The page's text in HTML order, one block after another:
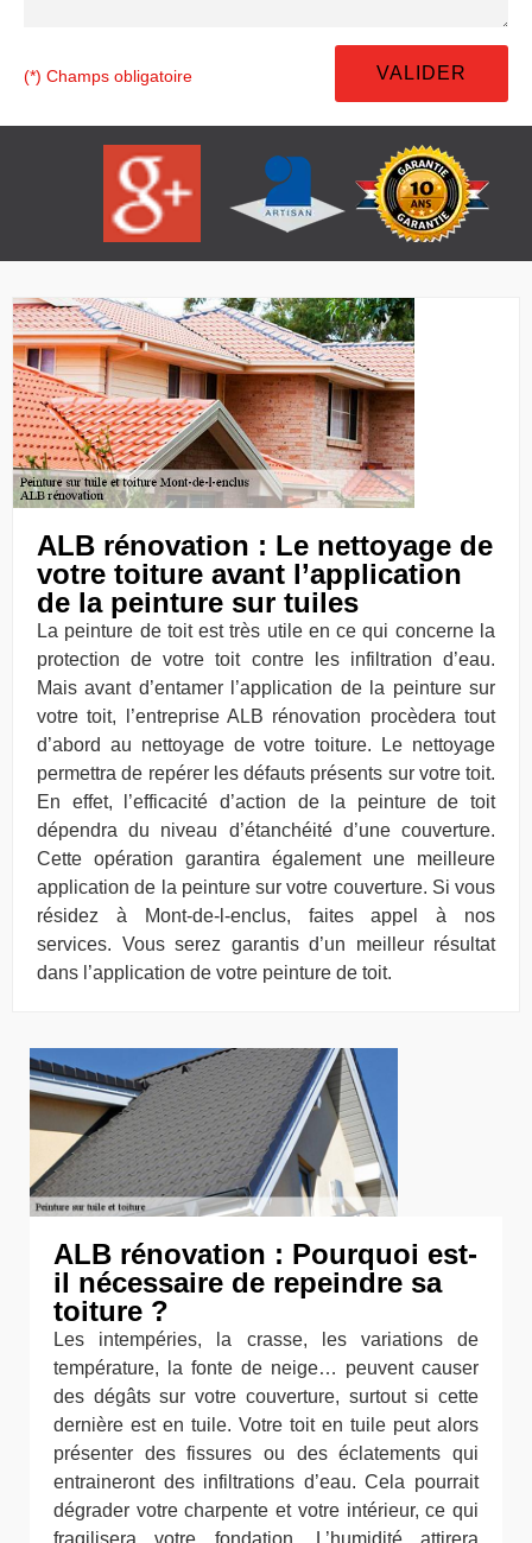
(*) Champs obligatoire
ALB rénovation : Le nettoyage de
votre toiture avant l’application
de la peinture sur tuiles
La peinture de toit est très utile en ce qui concerne la
protection de votre toit contre les infiltration d’eau.
Mais avant d’entamer l’application de la peinture sur
votre toit, l’entreprise ALB rénovation procèdera tout
d’abord au nettoyage de votre toiture. Le nettoyage
permettra de repérer les défauts présents sur votre toit.
En effet, l’efficacité d’action de la peinture de toit
dépendra du niveau d’étanchéité d’une couverture.
Cette opération garantira également une meilleure
application de la peinture sur votre couverture. Si vous
résidez à Mont-de-l-enclus, faites appel à nos
services. Vous serez garantis d’un meilleur résultat
dans l’application de votre peinture de toit.
ALB rénovation : Pourquoi est-
il nécessaire de repeindre sa
toiture ?
Les intempéries, la crasse, les variations de
température, la fonte de neige… peuvent causer
des dégâts sur votre couverture, surtout si cette
dernière est en tuile. Votre toit en tuile peut alors
présenter des fissures ou des éclatements qui
entraineront des infiltrations d’eau. Cela pourrait
dégrader votre charpente et votre intérieur, ce qui
fragilisera votre fondation. L’humidité attirera